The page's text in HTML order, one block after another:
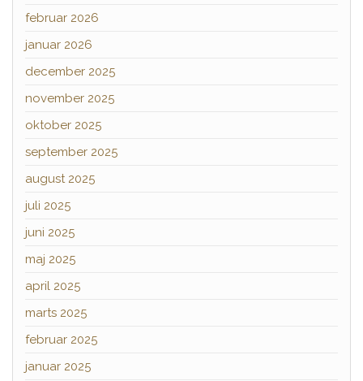
februar 2026
januar 2026
december 2025
november 2025
oktober 2025
september 2025
august 2025
juli 2025
juni 2025
maj 2025
april 2025
marts 2025
februar 2025
januar 2025